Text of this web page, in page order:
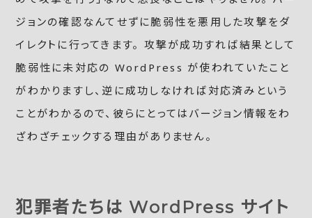
ジョンの確認なんてせずに脆弱性を悪用した攻撃をダ
イレクトに行ってきます。 攻撃が成功すれば結果として
脆弱性に未対応の WordPress が使われていたこと
がわかりますし、逆に成功しなければ対応済みという
ことがわかるので、彼らにとってはバージョン情報をわ
ざわざチェックする理由がありません。
犯罪者たちは WordPress サイト